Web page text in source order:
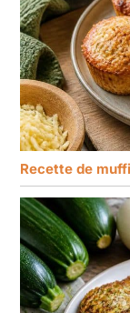
Recette de